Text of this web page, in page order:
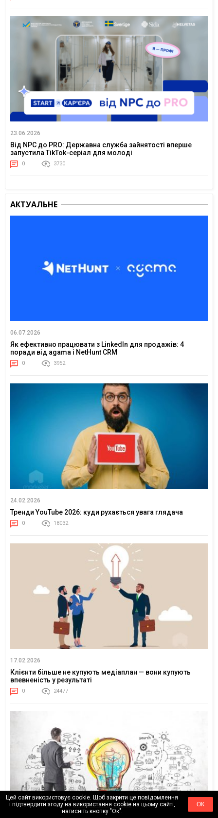
23.06.2026
Від NPC до PRO: Державна служба зайнятості вперше
запустила TikTok-серіал для молоді
0 3730
АКТУАЛЬНЕ
06.07.2026
Як ефективно працювати з LinkedIn для продажів: 4
поради від agama і NetHunt CRM
0 3952
24.02.2026
Тренди YouTube 2026: куди рухається увага глядача
0 18032
17.02.2026
Клієнти більше не купують медіаплан — вони купують
впевненість у результаті
0 24477
Цей сайт використовує cookie. Щоб закрити це повідомлення
і підтвердити згоду на використання cookieна цьому сайті,
натисніть кнопку "Ок".
ОК